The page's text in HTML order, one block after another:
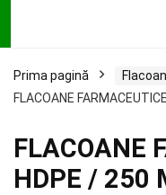
Prima pagină
FLACOANE
FLACOANE
HDPE / 250